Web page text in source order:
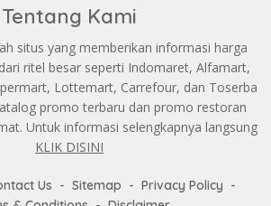
Tentang Kami
situs yang memberikan informasi harga
ritel besar seperti Indomaret, Alfamart,
Lottemart, Carrefour, dan Toserba
promo terbaru dan promo restoran
Untuk informasi selengkapnya langsung
KLIK DISINI
Us Sitemap
Privacy Policy